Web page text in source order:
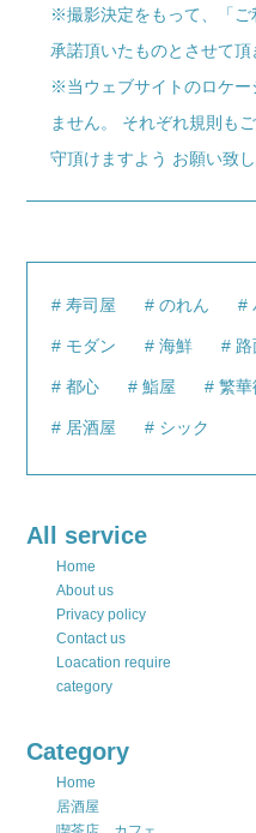
※撮影決定をもって、「
承諾頂いたものとさせて頂
※当ウェブサイトのロケ
ません。 それぞれ規則も
守頂けますよう お願い致し
寿司屋 のれん
モダン 海鮮
都心 鮨屋 繁華
居酒屋 シック
All service
Home
About us
Privacy policy
Contact us
Loacation require
category
Category
Home
居酒屋